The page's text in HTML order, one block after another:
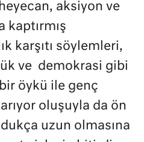
aksiyon ve
kaptırmış
karşıtı söylemleri,
ve demokrasi gibi
öykü ile genç
oluşuyla da ön
uzun olmasına